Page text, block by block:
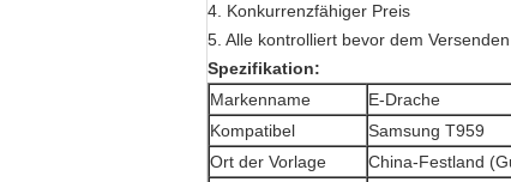
4. Konkurrenzfähiger Preis
5. Alle kontrolliert bevor dem Versenden
Spezifikation:
Markenname
E-Drache
Kompatibel
Samsung T959
Ort der Vorlage
China-Festland